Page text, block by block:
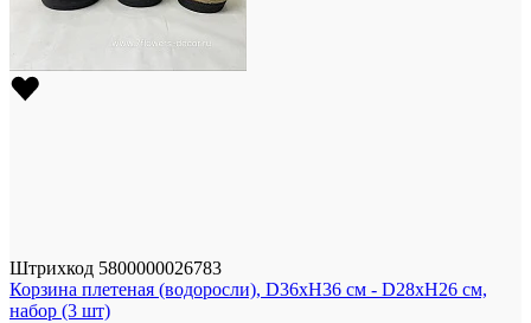
Штрихкод 5800000026783
Корзина плетеная (водоросли), D36xH36 см - D28xH26 см,
набор (3 шт)